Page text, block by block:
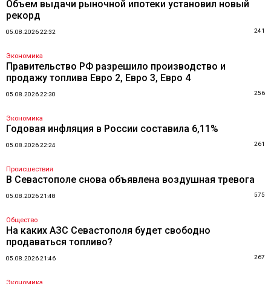
Объем выдачи рыночной ипотеки установил новый
рекорд
05.08.2026 22:32 241
Экономика
Правительство РФ разрешило производство и
продажу топлива Евро 2, Евро 3, Евро 4
05.08.2026 22:30 256
Экономика
Годовая инфляция в России составила 6,11%
05.08.2026 22:24 261
Происшествия
В Севастополе снова объявлена воздушная тревога
05.08.2026 21:48 575
Общество
На каких АЗС Севастополя будет свободно
продаваться топливо?
05.08.2026 21:46 267